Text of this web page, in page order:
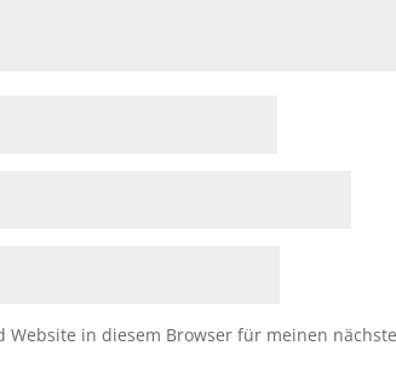
Website in diesem Browser für meinen